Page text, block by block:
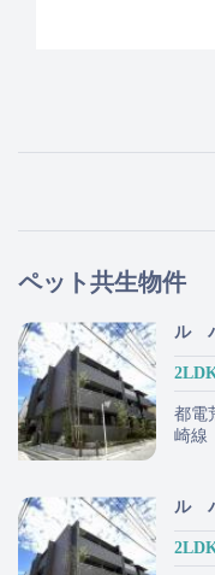
ペット共生物件
ル
都電
崎線
ル